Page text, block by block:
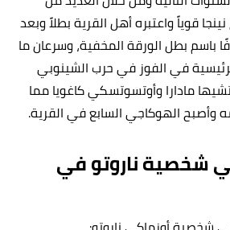
قوياً واعتبره أهل القرية بطلاً وبعد
باسم بطل الورقة المخفية، وسرعان ما
في الفوز في حرب الشينوبي
مادارا وأوتسوتسكي كاغويا مما
وأصبح الهوكاجي السابع في القرية.
شخصية ناروتو في